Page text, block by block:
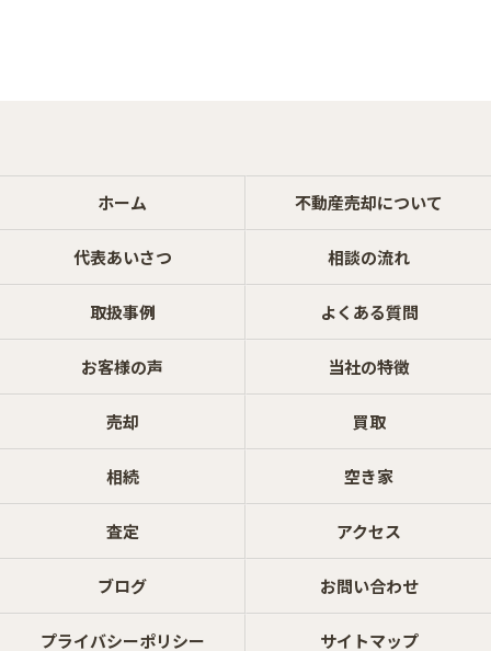
ホーム 不動産売却について
代表あいさつ 相談の流れ
取扱事例 よくある質問
お客様の声 当社の特徴
売却 買取
相続 空き家
査定 アクセス
ブログ お問い合わせ
プライバシーポリシー サイトマップ